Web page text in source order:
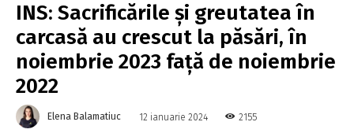
INS: Sacrificările şi greutatea în
carcasă au crescut la păsări, în
noiembrie 2023 faţă de noiembrie
2022
Elena Balamatiuc 12 ianuarie 2024 2155